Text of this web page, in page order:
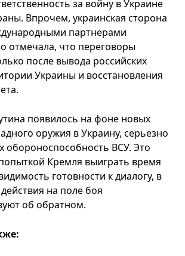
за войну в Украине
Впрочем, украинская сторона
партнерами
отмечала, что переговоры
после вывода российских
Украины и восстановления
появилось на фоне новых
оружия в Украину, серьезно
обороноспособность ВСУ. Это
Кремля выиграть время
готовности к диалогу, в
на поле боя
об обратном.